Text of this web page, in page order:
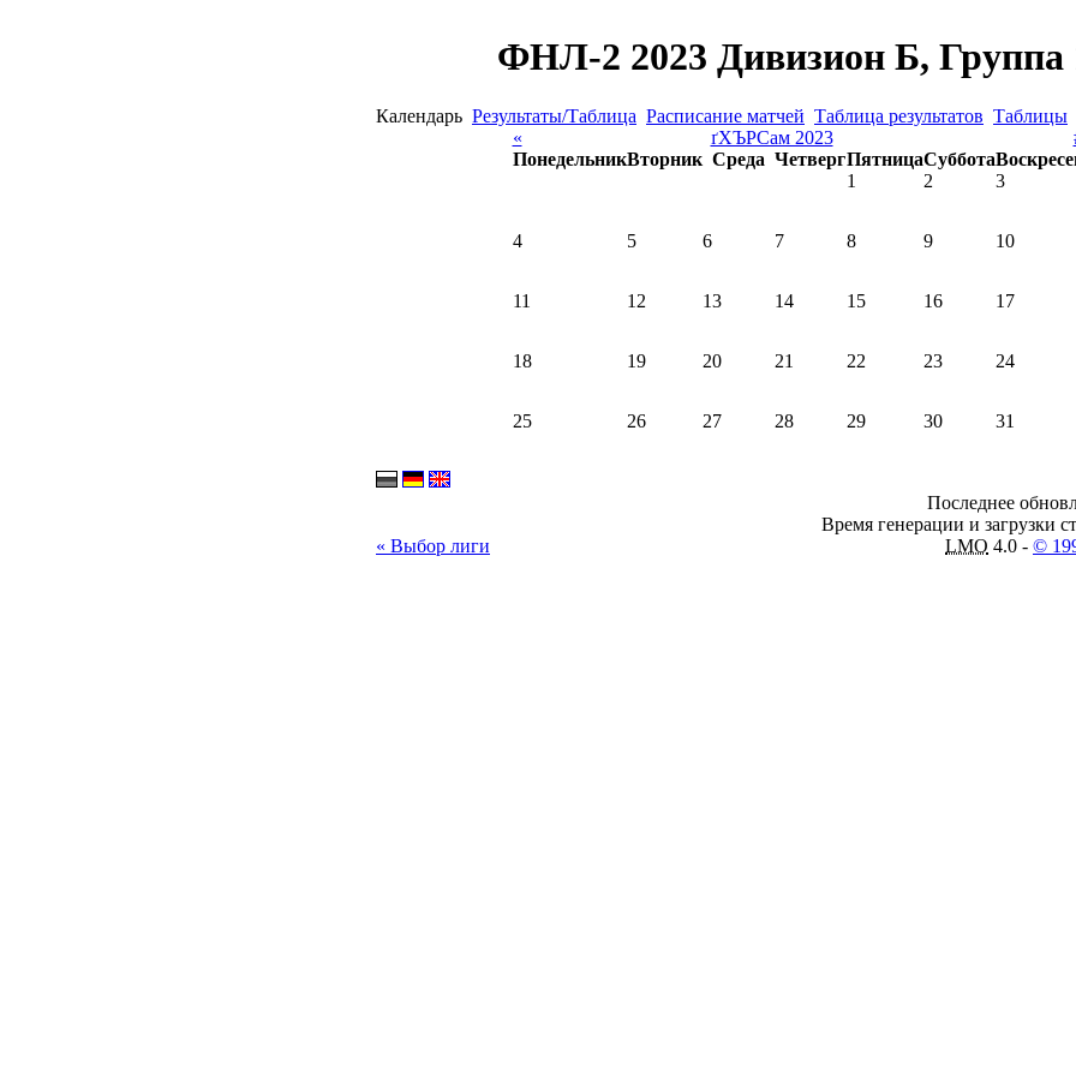
ФНЛ-2 2023 Дивизион Б, Группа
Календарь Результаты/Таблица Расписание матчей Таблица результатов Таблицы
«
ґХЪРСам 2023
ПонедельникВторник Среда ЧетвергПятницаСуббота
1
2 3
4 5 6 7 8 9 10
11 12 13 14 15 16 17
18 19 20 21 22 23 24
25 26 27 28 29 30 31
« Выбор лиги
Последнее
Время генерации и загрузки
LMO 4.0 - ©